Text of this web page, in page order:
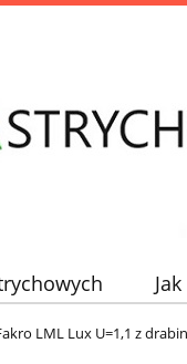
LML Lux U=1,1 z